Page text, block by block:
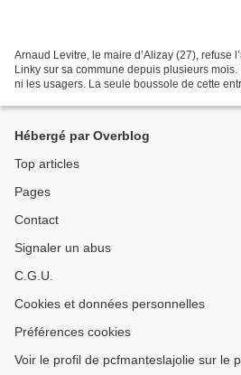
Arnaud Levitre, le maire d’Alizay (27), refuse
Linky sur sa commune depuis plusieurs mois.
ni les usagers. La seule boussole de cette
Hébergé par Overblog
Top articles
Pages
Contact
Signaler un abus
C.G.U.
Cookies et données personnelles
Préférences cookies
Voir le profil de pcfmanteslajolie sur le